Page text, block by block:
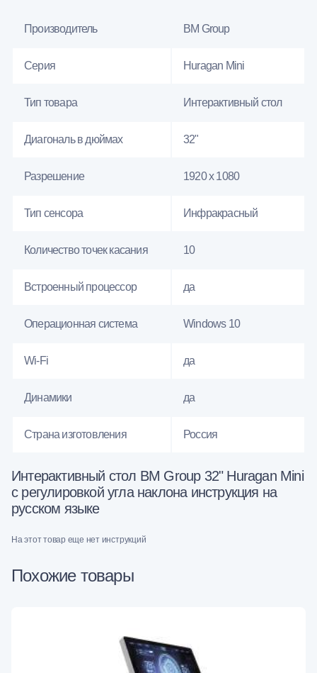
Производитель BM Group
Серия Huragan Mini
Тип товара Интерактивный стол
Диагональ в дюймах 32"
Разрешение 1920 x 1080
Тип сенсора Инфракрасный
Количество точек касания 10
Встроенный процессор да
Операционная система Windows 10
Wi-Fi да
Динамики да
Страна изготовления Россия
Интерактивный стол BM Group 32" Huragan Mini
с регулировкой угла наклона инструкция на
русском языке
На этот товар еще нет инструкций
Похожие товары